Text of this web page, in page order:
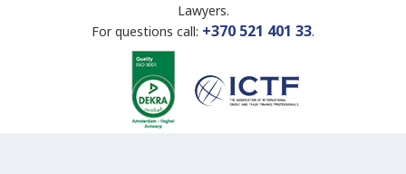
Lawyers.
For questions call: +370 521 401 33.